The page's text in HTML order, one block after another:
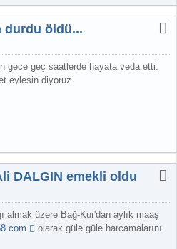
durdu öldü...
gece geç saatlerde hayata veda etti.
eylesin diyoruz.
DALGIN emekli oldu
almak üzere Bağ-Kur'dan aylık maaş
olarak güle güle harcamalarını